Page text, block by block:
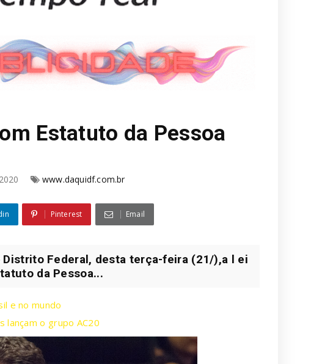
Estatuto da Pessoa
www.daquidf.com.br
Pinterest Email
Federal, desta terça-feira (21/),a l ei
da Pessoa...
e no mundo
lançam o grupo AC20